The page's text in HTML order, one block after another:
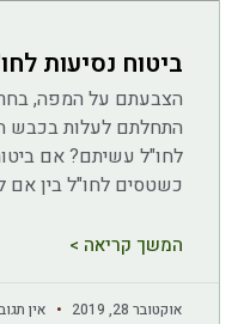
ביטוח נסיעות
הצבעתם על המפה,
התחלתם לעלות בכבש
לחו"ל עשיתם? אם
כשטסים לחו"ל בין אם
המשך קריאה >
אוקטובר 28, 2019 אין